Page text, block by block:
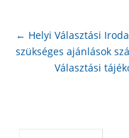
← Helyi Választási
szükséges ajánlások
Választási